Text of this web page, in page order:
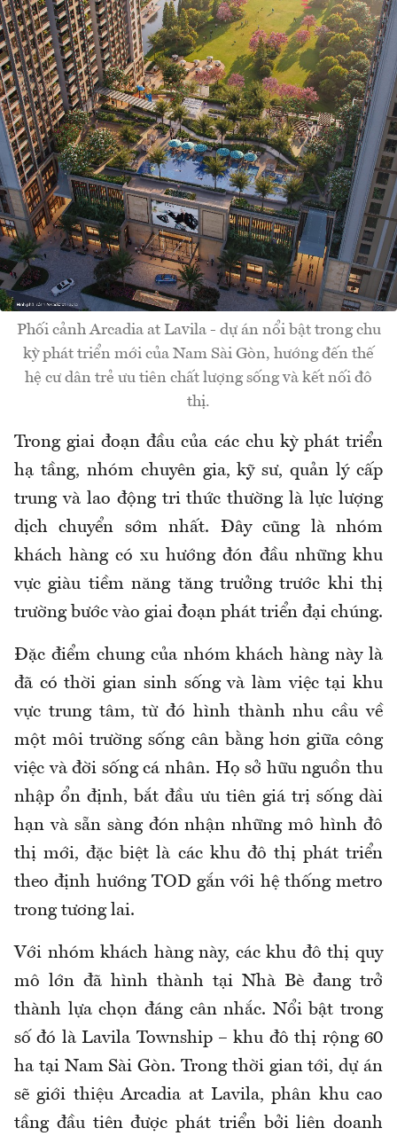
Phối cảnh Arcadia at Lavila - dự án nổi bật trong chu
kỳ phát triển mới của Nam Sài Gòn, hướng đến thế
hệ cư dân trẻ ưu tiên chất lượng sống và kết nối đô
thị.
Trong giai đoạn đầu của các chu kỳ phát triển
hạ tầng, nhóm chuyên gia, kỹ sư, quản lý cấp
trung và lao động tri thức thường là lực lượng
dịch chuyển sớm nhất. Đây cũng là nhóm
khách hàng có xu hướng đón đầu những khu
vực giàu tiềm năng tăng trưởng trước khi thị
trường bước vào giai đoạn phát triển đại chúng.
Đặc điểm chung của nhóm khách hàng này là
đã có thời gian sinh sống và làm việc tại khu
vực trung tâm, từ đó hình thành nhu cầu về
một môi trường sống cân bằng hơn giữa công
việc và đời sống cá nhân. Họ sở hữu nguồn thu
nhập ổn định, bắt đầu ưu tiên giá trị sống dài
hạn và sẵn sàng đón nhận những mô hình đô
thị mới, đặc biệt là các khu đô thị phát triển
theo định hướng TOD gắn với hệ thống metro
trong tương lai.
Với nhóm khách hàng này, các khu đô thị quy
mô lớn đã hình thành tại Nhà Bè đang trở
thành lựa chọn đáng cân nhắc. Nổi bật trong
số đó là Lavila Township – khu đô thị rộng 60
ha tại Nam Sài Gòn. Trong thời gian tới, dự án
sẽ giới thiệu Arcadia at Lavila, phân khu cao
tầng đầu tiên được phát triển bởi liên doanh